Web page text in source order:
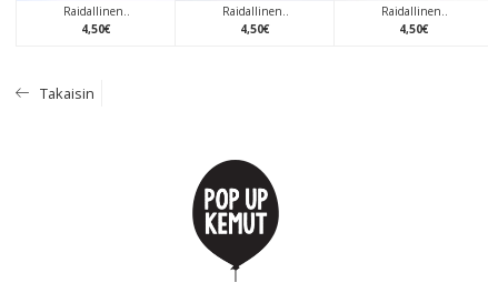
Raidallinen..
4,50€
Raidallinen..
4,50€
Raidallinen..
4,50€
Takaisin